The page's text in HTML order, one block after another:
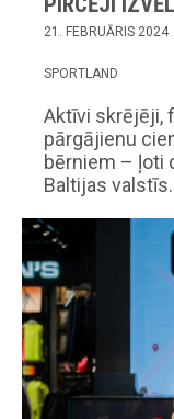
21. FEBRUĀRIS 2024
SPORTLAND
Aktīvi skrējēji,
pārgājienu
bērniem – ļoti
Baltijas